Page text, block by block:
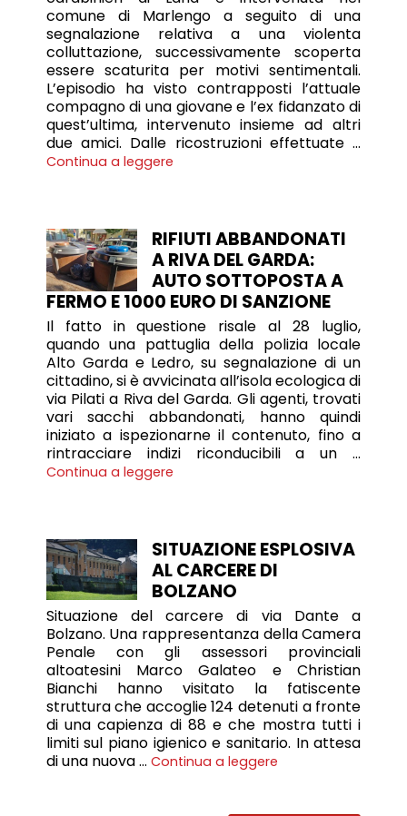
comune di Marlengo a seguito di una
segnalazione relativa a una violenta
colluttazione, successivamente scoperta
essere scaturita per motivi sentimentali.
L’episodio ha visto contrapposti l’attuale
compagno di una giovane e l’ex fidanzato di
quest’ultima, intervenuto insieme ad altri
due amici. Dalle ricostruzioni effettuate …
Continua a leggere
RIFIUTI ABBANDONATI
A RIVA DEL GARDA:
AUTO SOTTOPOSTA A
FERMO E 1000 EURO DI SANZIONE
Il fatto in questione risale al 28 luglio,
quando una pattuglia della polizia locale
Alto Garda e Ledro, su segnalazione di un
cittadino, si è avvicinata all’isola ecologica di
via Pilati a Riva del Garda. Gli agenti, trovati
vari sacchi abbandonati, hanno quindi
iniziato a ispezionarne il contenuto, fino a
rintracciare indizi riconducibili a un …
Continua a leggere
SITUAZIONE ESPLOSIVA
AL CARCERE DI
BOLZANO
Situazione del carcere di via Dante a
Bolzano. Una rappresentanza della Camera
Penale con gli assessori provinciali
altoatesini Marco Galateo e Christian
Bianchi hanno visitato la fatiscente
struttura che accoglie 124 detenuti a fronte
di una capienza di 88 e che mostra tutti i
limiti sul piano igienico e sanitario. In attesa
di una nuova … Continua a leggere